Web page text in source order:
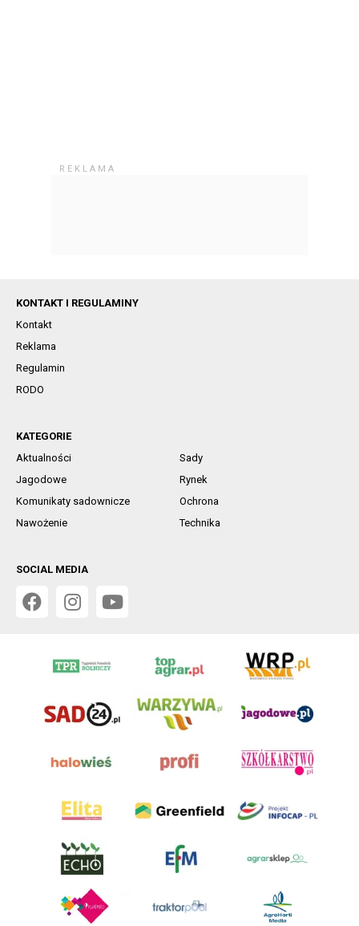
KONTAKT I REGULAMINY
Kontakt
Reklama
Regulamin
RODO
KATEGORIE
Aktualności
Sady
Jagodowe
Rynek
Komunikaty sadownicze
Ochrona
Nawożenie
Technika
SOCIAL MEDIA